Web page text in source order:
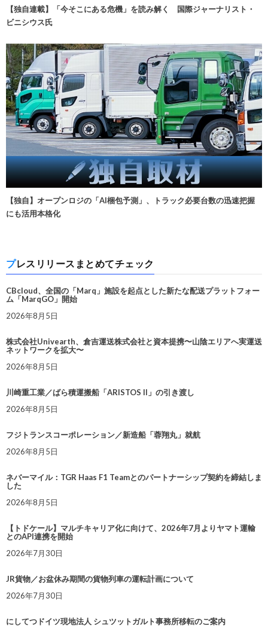
【独自連載】「今そこにある危機」を読み解く 国際ジャーナリスト・
ビニシウス氏
【独自】オープンロジの「AI梱包予測」、トラック必要台数の迅速把握
にも活用本格化
プレスリリースまとめてチェック
CBcloud、全国の「Marq」施設を起点とした新たな配送プラットフォー
ム「MarqGO」開始
2026年8月5日
株式会社Univearth、倉吉運送株式会社と資本提携〜山陰エリアへ実運送
ネットワークを拡大〜
2026年8月5日
川崎重工業／ばら積運搬船「ARISTOS II」の引き渡し
2026年8月5日
フジトランスコーポレーション／新造船「蓉翔丸」就航
2026年8月5日
ネバーマイル：TGR Haas F1 Teamとのパートナーシップ契約を締結しま
した
2026年8月5日
【トドケール】マルチキャリア化に向けて、2026年7月よりヤマト運輸
とのAPI連携を開始
2026年7月30日
JR貨物／お盆休み期間の貨物列車の運転計画について
2026年7月30日
にしてつドイツ現地法人 シュツットガルト事務所移転のご案内